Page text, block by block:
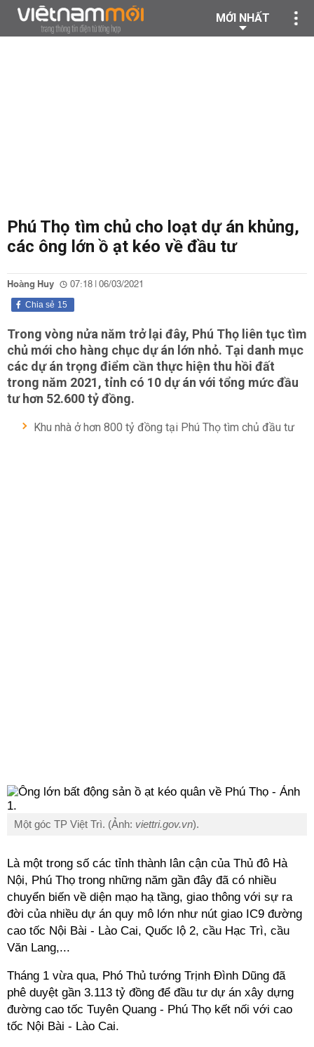
MỚI NHẤT
Phú Thọ tìm chủ cho loạt dự án khủng,
các ông lớn ồ ạt kéo về đầu tư
Hoàng Huy 07:18 | 06/03/2021
15
Chia sẻ
Trong vòng nửa năm trở lại đây, Phú Thọ liên tục tìm
chủ mới cho hàng chục dự án lớn nhỏ. Tại danh mục
các dự án trọng điểm cần thực hiện thu hồi đất
trong năm 2021, tỉnh có 10 dự án với tổng mức đầu
tư hơn 52.600 tỷ đồng.
Khu nhà ở hơn 800 tỷ đồng tại Phú Thọ tìm chủ đầu tư
Một góc TP Việt Trì. (Ảnh: viettri.gov.vn).
Là một trong số các tỉnh thành lân cận của Thủ đô Hà
Nội, Phú Thọ trong những năm gần đây đã có nhiều
chuyển biến về diện mạo hạ tầng, giao thông với sự ra
đời của nhiều dự án quy mô lớn như nút giao IC9 đường
cao tốc Nội Bài - Lào Cai, Quốc lộ 2, cầu Hạc Trì, cầu
Văn Lang,...
Tháng 1 vừa qua, Phó Thủ tướng Trịnh Đình Dũng đã
phê duyệt gần 3.113 tỷ đồng để đầu tư dự án xây dựng
đường cao tốc Tuyên Quang - Phú Thọ kết nối với cao
tốc Nội Bài - Lào Cai.